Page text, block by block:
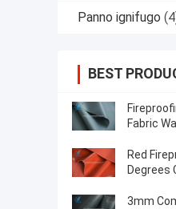
Panno ignifugo
BEST
Fabric
Red
Degrees
3mm